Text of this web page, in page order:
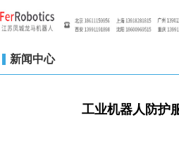
新闻中心
工业机器人防护